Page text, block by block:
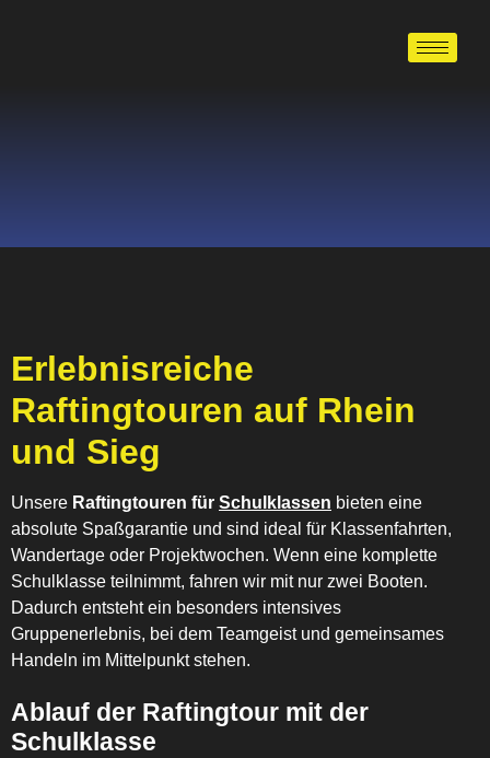
Erlebnisreiche
Raftingtouren auf Rhein
und Sieg
Unsere Raftingtouren für Schulklassen bieten eine
absolute Spaßgarantie und sind ideal für Klassenfahrten,
Wandertage oder Projektwochen. Wenn eine komplette
Schulklasse teilnimmt, fahren wir mit nur zwei Booten.
Dadurch entsteht ein besonders intensives
Gruppenerlebnis, bei dem Teamgeist und gemeinsames
Handeln im Mittelpunkt stehen.
Ablauf der Raftingtour mit der
Schulklasse